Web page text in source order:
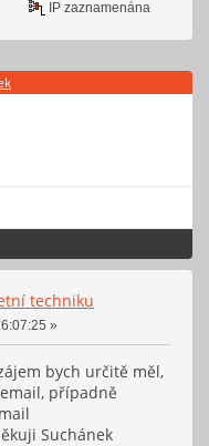
IP zaznamenána
techniku
»
bych určitě měl,
případně
Suchánek